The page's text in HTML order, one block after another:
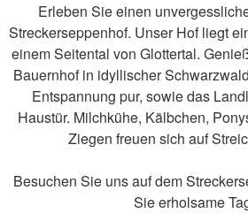
Erleben Sie einen
Streckerseppenhof. Unser Hof liegt
einem Seitental von Glottertal.
Bauernhof in idyllischer
Entspannung pur, sowie das
Haustür. Milchkühe, Kälbchen,
Ziegen freuen sich auf
Besuchen Sie uns auf dem
Sie erholsame